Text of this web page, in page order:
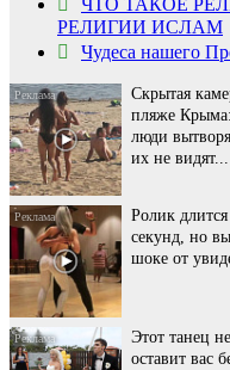
ЧТО ТАКОЕ
РЕЛИГИИ ИСЛАМ
Чудеса нашего
смеяться вы
долго
Скрытая
пляже
люди
их не видят...
Ролик
секунд, но вы
шоке от
Этот танец
оставит вас